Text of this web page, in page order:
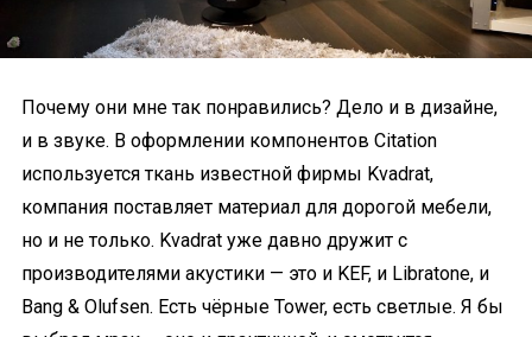
Почему они мне так понравились? Дело и в дизайне,
и в звуке. В оформлении компонентов Citation
используется ткань известной фирмы Kvadrat,
компания поставляет материал для дорогой мебели,
но и не только. Kvadrat уже давно дружит с
производителями акустики — это и KEF, и Libratone, и
Bang & Olufsen. Есть чёрные Tower, есть светлые. Я бы